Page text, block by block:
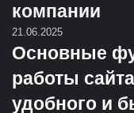
компании
21.06.2025
Основные
работы
удобного и